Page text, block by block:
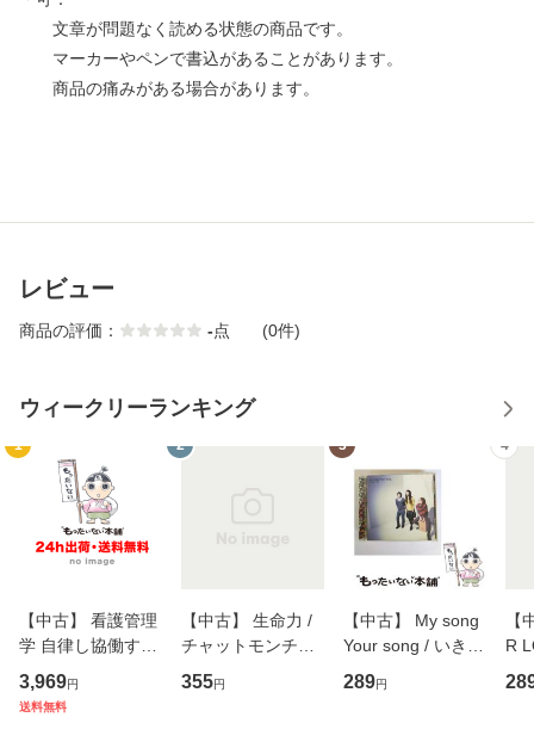
文章が問題なく読める状態の商品です。
マーカーやペンで書込があることがあります。
商品の痛みがある場合があります。
レビュー
商品の評価： -点 (0件)
ウィークリーランキング
1
【中古】 看護管理
学 自律し協働する
専門職の看護マネ
ジメントスキル 改
3,969円
送料無料
2
【中古】 生命力 /
チャットモンチー /
キューンレコード
[CD]【メール便送
355円
3
【中古】 My song
Your song / いきも
のがかり / [CD]
【メール便送料無
289円
4
【
R
産